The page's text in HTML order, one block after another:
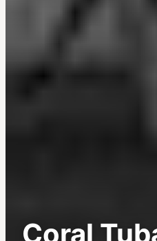
Coral